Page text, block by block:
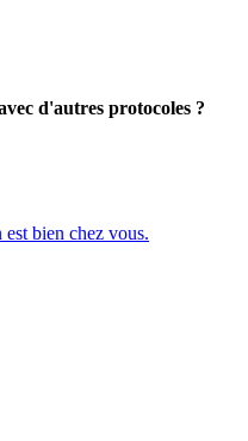
d'autres protocoles ?
est bien chez vous.